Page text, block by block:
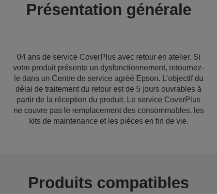
Présentation générale
04 ans de service CoverPlus avec retour en atelier. Si
votre produit présente un dysfonctionnement, retournez-
le dans un Centre de service agréé Epson. L’objectif du
délai de traitement du retour est de 5 jours ouvrables à
partir de la réception du produit. Le service CoverPlus
ne couvre pas le remplacement des consommables, les
kits de maintenance et les pièces en fin de vie.
Produits compatibles